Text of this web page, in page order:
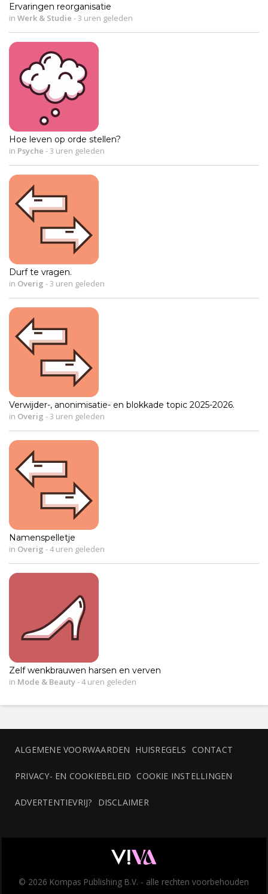
Ervaringen reorganisatie
in Werk & Studie - 3 uren geleden
Hoe leven op orde stellen?
in Psyche - 3 uren geleden
Durf te vragen.
in Overig - 3 uren geleden
Verwijder-, anonimisatie- en blokkade topic 2025-2026.
in Overig - 3 uren geleden
Namenspelletje
in Overig -4 uren geleden
Zelf wenkbrauwen harsen en verven
in Mode & Beauty-4 uren geleden
ALGEMENE VOORWAARDEN HUISREGELS CONTACT
PRIVACY- EN COOKIEBELEID COOKIE INSTELLINGEN
ADVERTENTIEVRIJ? DISCLAIMER
© 2026 Kompas Publishing B.V. - alle rechten voorbehouden